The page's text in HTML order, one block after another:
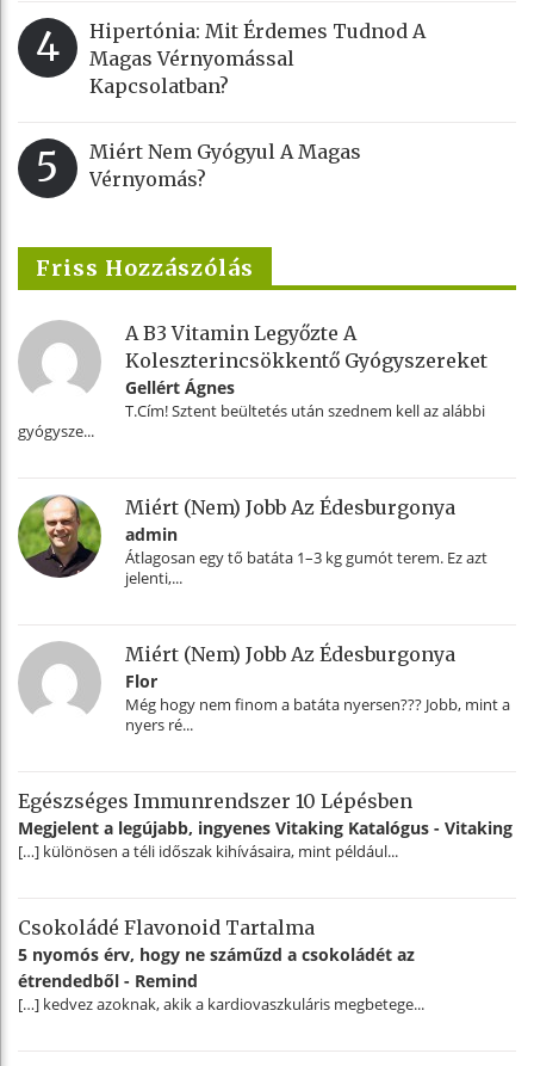
4
Hipertónia: Mit Érdemes Tudnod A
Magas Vérnyomással
Kapcsolatban?
5
Miért Nem Gyógyul A Magas
Vérnyomás?
Friss Hozzászólás
A B3 Vitamin Legyőzte A
Koleszterincsökkentő Gyógyszereket
Gellért Ágnes
T.Cím! Sztent beültetés után szednem kell az alábbi
gyógysze...
Miért (nem) Jobb Az Édesburgonya
admin
Átlagosan egy tő batáta 1–3 kg gumót terem. Ez azt
jelenti,...
Miért (nem) Jobb Az Édesburgonya
Flor
Még hogy nem finom a batáta nyersen??? Jobb, mint a
nyers ré...
Egészséges Immunrendszer 10 Lépésben
Megjelent a legújabb, ingyenes Vitaking Katalógus - Vitaking
[…] különösen a téli időszak kihívásaira, mint például...
Csokoládé Flavonoid Tartalma
5 nyomós érv, hogy ne száműzd a csokoládét az
étrendedből - Remind
[…] kedvez azoknak, akik a kardiovaszkuláris megbetege...